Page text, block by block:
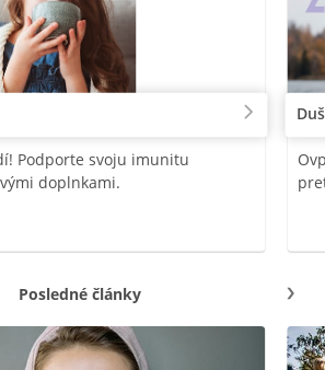
Podporte svoju imunitu
doplnkami.
Posledné články